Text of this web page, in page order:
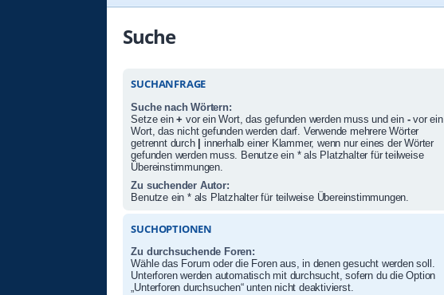
Suche
SUCHANFRAGE
Suche nach Wörtern:
Setze ein+ vor ein Wort, das gefunden werden muss und ein -vor ein
Wort, das nicht gefunden werden darf. Verwende mehrere Wörter
getrennt durch | innerhalb einer Klammer, wenn nur eines der Wörter
gefunden werden muss. Benutze ein * als Platzhalter für teilweise
Übereinstimmungen.
Zu suchender Autor:
Benutze ein * als Platzhalter für teilweise Übereinstimmungen.
SUCHOPTIONEN
Zu durchsuchende Foren:
Wähle das Forum oder die Foren aus, in denen gesucht werden soll.
Unterforen werden automatisch mit durchsucht, sofern du die Option
„Unterforen durchsuchen“ unten nicht deaktivierst.